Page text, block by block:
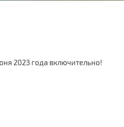
2023 года включительно!